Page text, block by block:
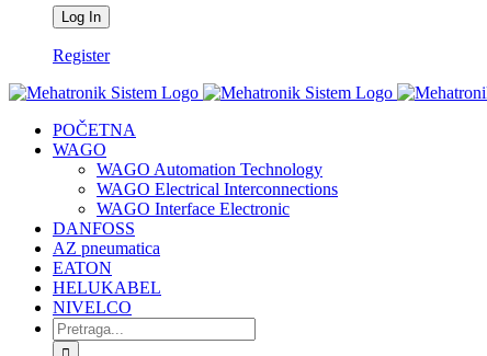
Register
POČETNA
WAGO
WAGO Automation Technology
WAGO Electrical Interconnections
WAGO Interface Electronic
DANFOSS
AZ pneumatica
EATON
HELUKABEL
NIVELCO
Search
for: